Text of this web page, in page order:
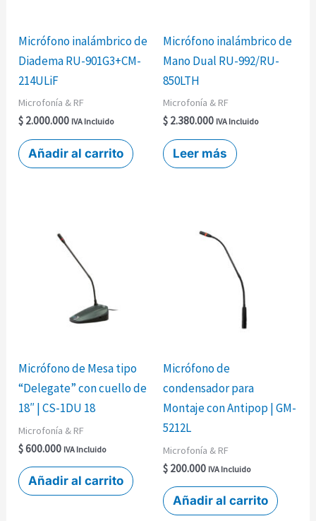
Micrófono inalámbrico de
Diadema RU-901G3+CM-
214ULiF
Microfonía & RF
$ 2.000.000 IVA Incluido
Añadir al carrito
Micrófono inalámbrico de
Mano Dual RU-992/RU-
850LTH
Microfonía & RF
$ 2.380.000 IVA Incluido
Leer más
Micrófono de Mesa tipo
“Delegate” con cuello de
18″ | CS-1DU 18
Microfonía & RF
$600.000 IVA Incluido
Añadir al carrito
Micrófono de
condensador para
Montaje con Antipop | GM-
5212L
Microfonía & RF
$ 200.000 IVA Incluido
Añadir al carrito